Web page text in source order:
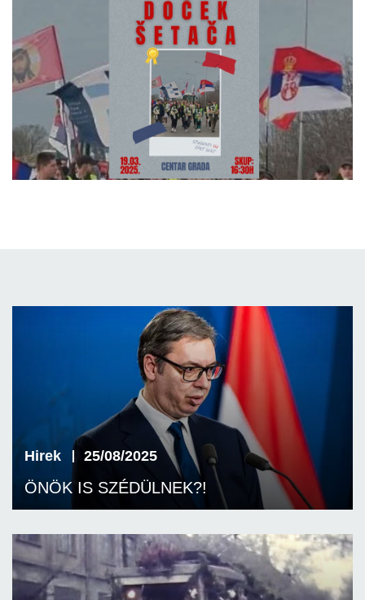
Hirek 25/08/2025
ÖNÖK IS SZÉDÜLNEK?!